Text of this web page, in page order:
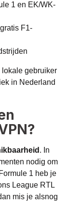
1 en EK/WK-
F1-
lokale gebruiker
in Nederland
. In
nodig om
1 heb je
League RTL
mis je alsnog